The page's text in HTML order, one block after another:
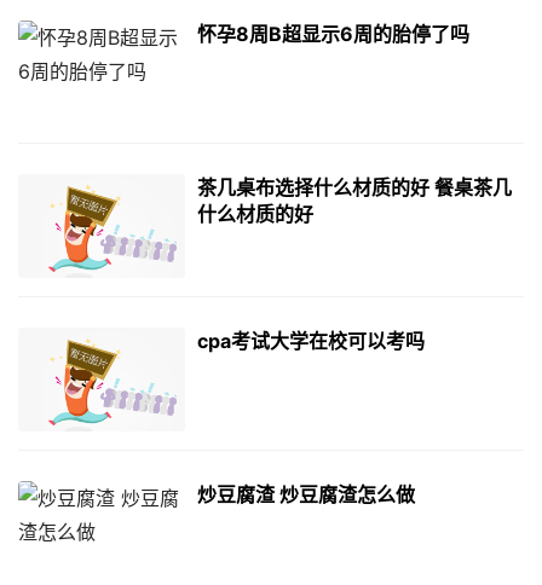
怀孕8周B超显示6周的胎停了吗
茶几桌布选择什么材质的好 餐桌茶几
什么材质的好
cpa考试大学在校可以考吗
炒豆腐渣 炒豆腐渣怎么做